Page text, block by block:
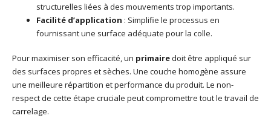
structurelles liées à des mouvements trop importants.
Facilité d’application : Simplifie le processus en
fournissant une surface adéquate pour la colle.
Pour maximiser son efficacité, un primairedoit être appliqué sur
des surfaces propres et sèches. Une couche homogène assure
une meilleure répartition et performance du produit. Le non-
respect de cette étape cruciale peut compromettre tout le travail de
carrelage.